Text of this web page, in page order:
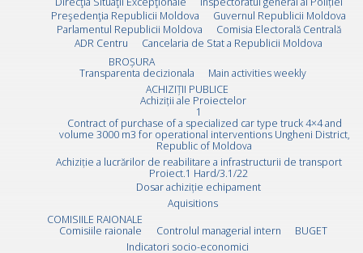
Preşedenţia Republicii Moldova
Guvernul Republicii Moldova
Parlamentul Republicii Moldova
Comisia Electorală Centrală
ADR Centru
Cancelaria de Stat a Republicii Moldova
BROȘURA
Transparenta decizionala
Main activities weekly
ACHIZIȚII PUBLICE
Achiziții ale Proiectelor
1
Contract of purchase of a specialized car type truck 4×4 and
volume 3000 m3 for operational interventions Ungheni District,
Republic of Moldova
Achiziție a lucrărilor de reabilitare a infrastructurii de transport
Proiect.1 Hard/3.1/22
Dosar achiziție echipament
Aquisitions
COMISIILE RAIONALE
Comisiile raionale
Controlul managerial intern
BUGET
Indicatori socio-economici